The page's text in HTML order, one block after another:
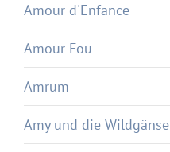
Amour d'Enfance
Amour Fou
Amrum
Amy und die Wildgänse